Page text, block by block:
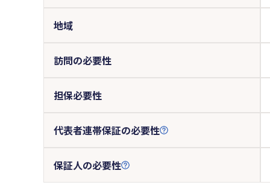
地域
訪問の必要性
担保必要性
代表者連帯保証の必要性
保証人の必要性